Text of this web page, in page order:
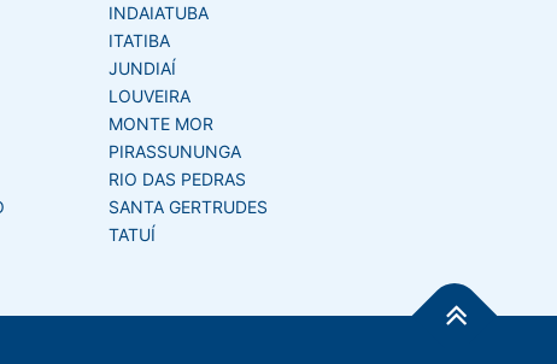
INDAIATUBA
ITATIBA
JUNDIAÍ
LOUVEIRA
MONTE MOR
PIRASSUNUNGA
RIO DAS PEDRAS
SANTA GERTRUDES
TATUÍ